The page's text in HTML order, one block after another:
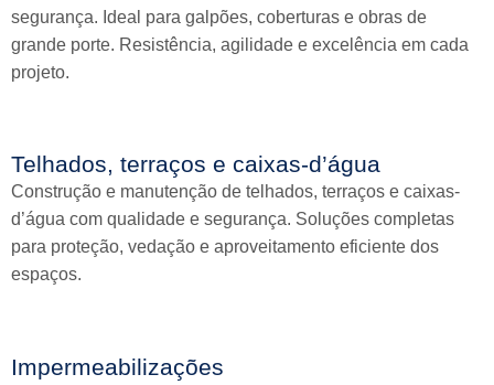
segurança. Ideal para galpões, coberturas e obras de
grande porte. Resistência, agilidade e excelência em cada
projeto.
Telhados, terraços e caixas-d’água
Construção e manutenção de telhados, terraços e caixas-
d’água com qualidade e segurança. Soluções completas
para proteção, vedação e aproveitamento eficiente dos
espaços.
Impermeabilizações